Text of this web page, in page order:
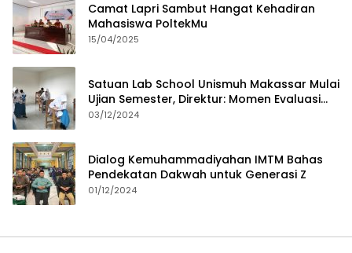
Camat Lapri Sambut Hangat Kehadiran
Mahasiswa PoltekMu
15/04/2025
Satuan Lab School Unismuh Makassar Mulai
Ujian Semester, Direktur: Momen Evaluasi
Proses Pembelajaran
03/12/2024
Dialog Kemuhammadiyahan IMTM Bahas
Pendekatan Dakwah untuk Generasi Z
01/12/2024